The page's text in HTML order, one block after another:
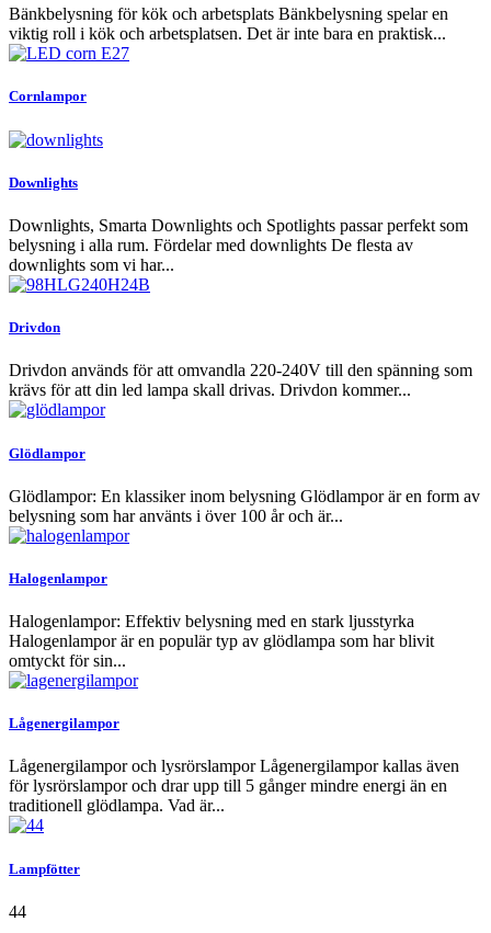
Bänkbelysning för kök och arbetsplats Bänkbelysning spelar en
viktig roll i kök och arbetsplatsen. Det är inte bara en praktisk...
Cornlampor
Downlights
Downlights, Smarta Downlights och Spotlights passar perfekt som
belysning i alla rum. Fördelar med downlights De flesta av
downlights som vi har...
Drivdon
Drivdon används för att omvandla 220-240V till den spänning som
krävs för att din led lampa skall drivas. Drivdon kommer...
Glödlampor
Glödlampor: En klassiker inom belysning Glödlampor är en form av
belysning som har använts i över 100 år och är...
Halogenlampor
Halogenlampor: Effektiv belysning med en stark ljusstyrka
Halogenlampor är en populär typ av glödlampa som har blivit
omtyckt för sin...
Lågenergilampor
Lågenergilampor och lysrörslampor Lågenergilampor kallas även
för lysrörslampor och drar upp till 5 gånger mindre energi än en
traditionell glödlampa. Vad är...
Lampfötter
44